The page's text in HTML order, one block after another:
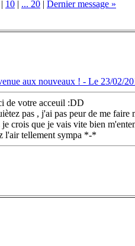
| 10 | ... 20 | Dernier message »
aux nouveaux ! - Le 23/02/
de votre acceuil :DD
pas , j'ai pas peur de me faire
crois que je vais vite bien
l'air tellement sympa *-*